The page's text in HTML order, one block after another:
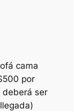
cama
por
deberá ser